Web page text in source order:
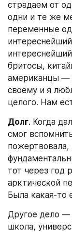
страдаем от
одни и те же
переменные
бритосы,
американцы —
своему и я
целого. Нам
Долг. Когда
смог
тот через год
арктической
Была какая-то
Другое дело —
школа,